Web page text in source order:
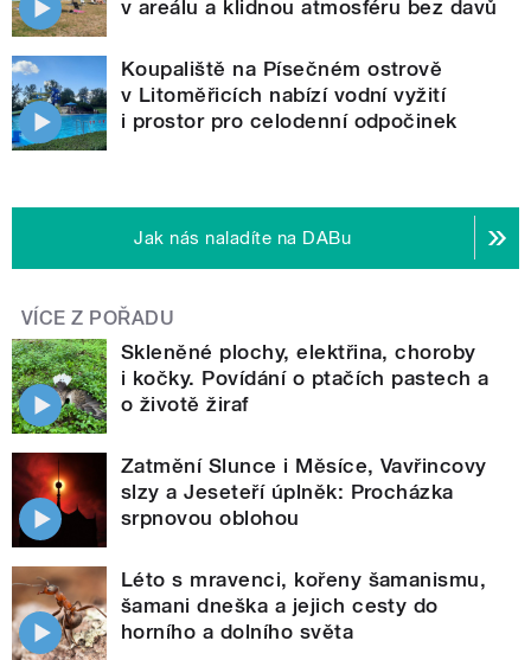
v areálu a klidnou atmosféru bez davů
Koupaliště na Písečném ostrově
v Litoměřicích nabízí vodní vyžití
i prostor pro celodenní odpočinek
Jak nás naladíte na DABu
VÍCE Z POŘADU
Skleněné plochy, elektřina, choroby
i kočky. Povídání o ptačích pastech a
o životě žiraf
Zatmění Slunce i Měsíce, Vavřincovy
slzy a Jeseteří úplněk: Procházka
srpnovou oblohou
Léto s mravenci, kořeny šamanismu,
šamani dneška a jejich cesty do
horního a dolního světa